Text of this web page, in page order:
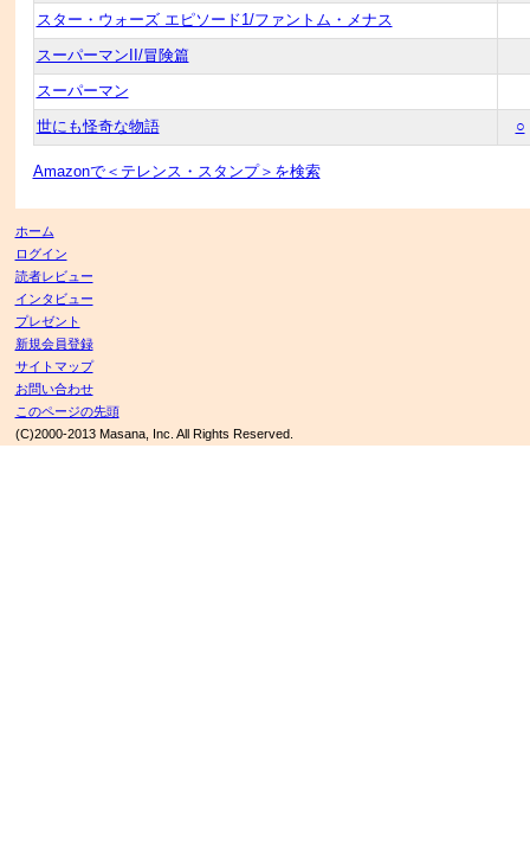
スター・ウォーズ エピソード1/ファントム・メナス
スーパーマンII/冒険篇
スーパーマン
世にも怪奇な物語 ○
Amazonで＜テレンス・スタンプ＞を検索
ホーム
ログイン
読者レビュー
インタビュー
プレゼント
新規会員登録
サイトマップ
お問い合わせ
このページの先頭
(C)2000-2013 Masana, Inc. All Rights Reserved.